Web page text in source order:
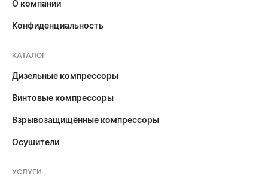
О компании
Конфиденциальность
КАТАЛОГ
Дизельные компрессоры
Винтовые компрессоры
Взрывозащищённые компрессоры
Осушители
УСЛУГИ